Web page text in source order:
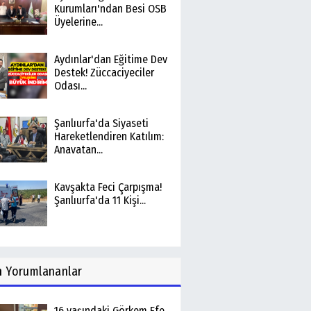
Kurumları'ndan Besi OSB
Üyelerine...
Aydınlar'dan Eğitime Dev
Destek! Züccaciyeciler
Odası...
Şanlıurfa'da Siyaseti
Hareketlendiren Katılım:
Anavatan...
Kavşakta Feci Çarpışma!
Şanlıurfa'da 11 Kişi...
Yorumlananlar